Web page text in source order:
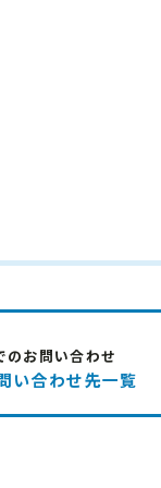
のお問い合わせ
い合わせ先一覧